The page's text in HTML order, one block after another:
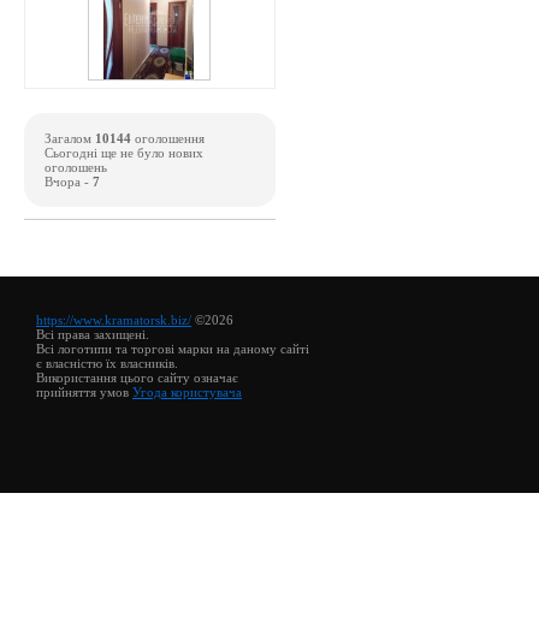
Загалом 10144 оголошення
Сьогодні ще не було нових
оголошень
Вчора - 7
https://www.kramatorsk.biz/ ©2026
Всі права захищені.
Всі логотипи та торгові марки на даному сайті
є власністю їх власників.
Використання цього сайту означає
прийняття умов Угода користувача